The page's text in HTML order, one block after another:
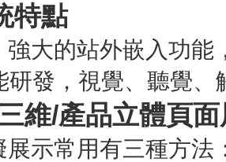
特點
的站外嵌入功能
研發，視覺、聽覺、
維/產品立體頁
常用有三種方法